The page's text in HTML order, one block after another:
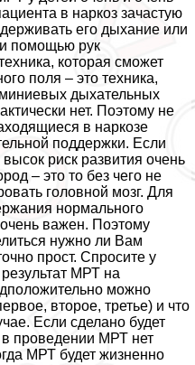
в наркоз зачастую
его дыхание или
помощью рук
которая сможет
поля – это техника,
дыхательных
нет. Поэтому не
в наркозе
поддержки. Если
риск развития очень
– это то без чего не
головной мозг. Для
нормального
важен. Поэтому
нужно ли Вам
прост. Спросите у
МРТ на
можно
второе, третье) и что
Если сделано будет
в проведении МРТ нет
МРТ будет жизненно